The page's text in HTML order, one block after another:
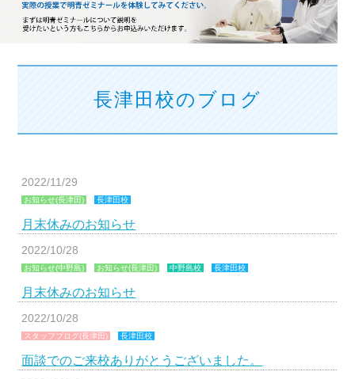
長津田校のブログ
2022/11/29
お知らせ(長津田) 長津田校
月末休みのお知らせ
2022/10/28
お知らせ(中野島) お知らせ(長津田) 中野島校 長津田校
月末休みのお知らせ
2022/10/28
スタッフブログ(長津田) 長津田校
面談でのご来校ありがとうございました。